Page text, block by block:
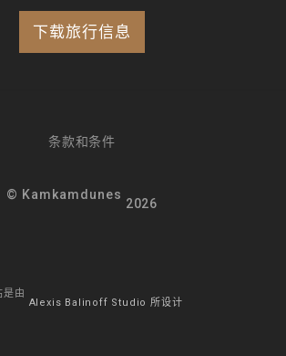
下载旅行信息
© Kamkamdunes
2026
条款和条件
是由
Alexis Balinoff Studio 所设计